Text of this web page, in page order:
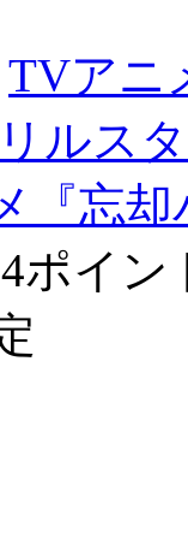
TVアニ
ルス
『忘
ポイ